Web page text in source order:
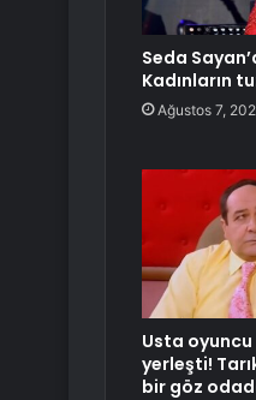
Seda
Kadınların
Ağustos 7,
Usta
yerleşti!
bir göz